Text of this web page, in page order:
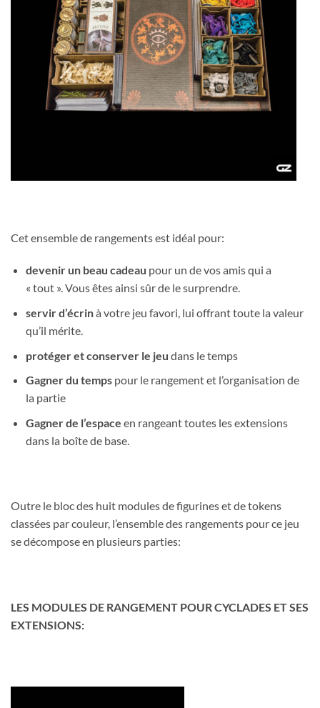
Cet ensemble de rangements est idéal pour:
devenir un beau cadeau pour un de vos amis qui a
« tout ». Vous êtes ainsi sûr de le surprendre.
servir d’écrinà votre jeu favori, lui offrant toute la valeur
qu’il mérite.
protéger et conserver le jeu dans le temps
Gagner du temps pour le rangement et l’organisation de
la partie
Gagner de l’espace en rangeant toutes les extensions
dans la boîte de base.
Outre le bloc des huit modules de figurines et de tokens
classées par couleur, l’ensemble des rangements pour ce jeu
se décompose en plusieurs parties:
LES MODULES DE RANGEMENT POUR CYCLADES ET SES
EXTENSIONS: